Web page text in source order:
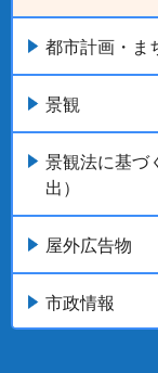
都市計画・ま
景観
景観法に基づ
出）
屋外広告物
市政情報